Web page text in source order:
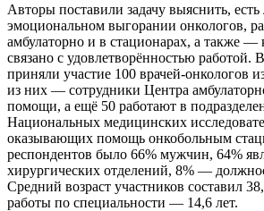
Авторы поставили задачу выяснить, есть
эмоциональном выгорании онкологов,
амбулаторно и в стационарах, а также —
связано с удовлетворённостью работой.
приняли участие 100 врачей-онкологов
из них — сотрудники Центра
помощи, а ещё 50 работают в
Национальных медицинских
оказывающих помощь онкобольным
респондентов было 66% мужчин, 64%
хирургических отделений, 8% —
Средний возраст участников составил
работы по специальности — 14,6 лет.